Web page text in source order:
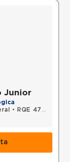
Junior
•
RQE 4789 - Urologia